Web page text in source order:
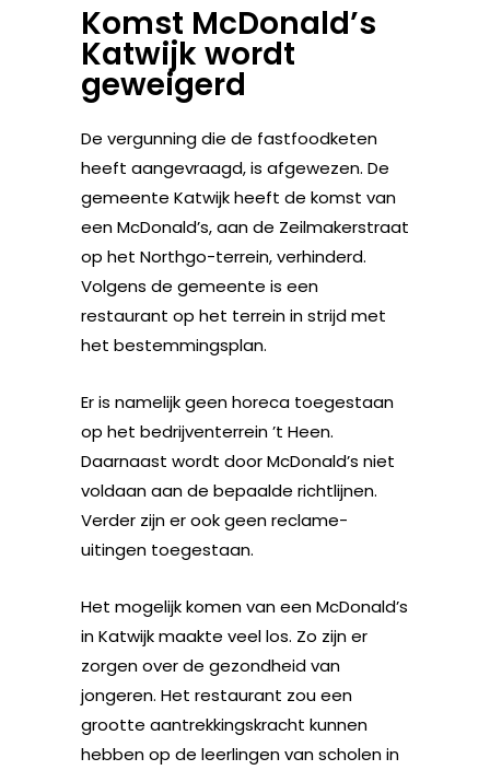
Komst McDonald’s
Katwijk wordt
geweigerd
De vergunning die de fastfoodketen
heeft aangevraagd, is afgewezen. De
gemeente Katwijk heeft de komst van
een McDonald’s, aan de Zeilmakerstraat
op het Northgo-terrein, verhinderd.
Volgens de gemeente is een
restaurant op het terrein in strijd met
het bestemmingsplan.
Er is namelijk geen horeca toegestaan
op het bedrijventerrein ’t Heen.
Daarnaast wordt door McDonald’s niet
voldaan aan de bepaalde richtlijnen.
Verder zijn er ook geen reclame-
uitingen toegestaan.
Het mogelijk komen van een McDonald’s
in Katwijk maakte veel los. Zo zijn er
zorgen over de gezondheid van
jongeren. Het restaurant zou een
grootte aantrekkingskracht kunnen
hebben op de leerlingen van scholen in